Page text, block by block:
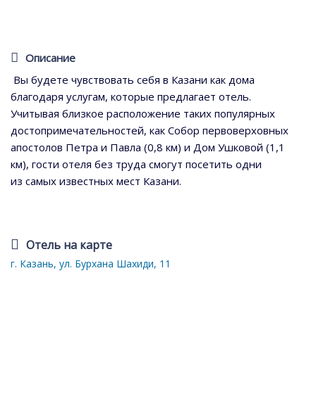
Описание
Вы будете чувствовать себя в Казани как дома
благодаря услугам, которые предлагает отель.
Учитывая близкое расположение таких популярных
достопримечательностей, как Собор первоверховных
апостолов Петра и Павла (0,8 км) и Дом Ушковой (1,1
км), гости отеля без труда смогут посетить одни
из самых известных мест Казани.
Отель на карте
г. Казань, ул. Бурхана Шахиди, 11